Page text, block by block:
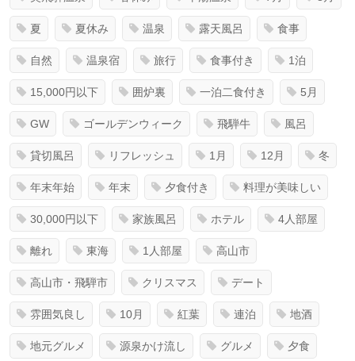
夏 夏休み 温泉 露天風呂 食事
自然 温泉宿 旅行 食事付き 1泊
15,000円以下 囲炉裏 一泊二食付き 5月
GW ゴールデンウィーク 飛騨牛 風呂
貸切風呂 リフレッシュ 1月 12月 冬
年末年始 年末 夕食付き 料理が美味しい
30,000円以下 家族風呂 ホテル 4人部屋
離れ 東海 1人部屋 高山市
高山市・飛騨市 クリスマス デート
雰囲気良し 10月 紅葉 連泊 地酒
地元グルメ 源泉かけ流し グルメ 夕食